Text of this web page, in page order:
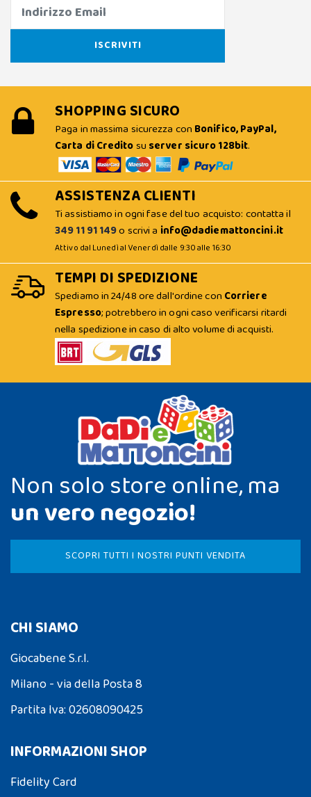
SHOPPING SICURO
Paga in massima sicurezza con Bonifico, PayPal,
Carta di Creditosu server sicuro 128bit.
ASSISTENZA CLIENTI
Ti assistiamo in ogni fase del tuo acquisto: contatta il
349 11 91 149o scrivi a info@dadiemattoncini.it
Attivo dal Lunedì al Venerdì dalle 9:30 alle 16:30
TEMPI DI SPEDIZIONE
Spediamo in 24/48 ore dall'ordine con Corriere
Espresso; potrebbero in ogni caso verificarsi ritardi
nella spedizione in caso di alto volume di acquisti.
Non solo store online, ma
un vero negozio!
SCOPRI TUTTI I NOSTRI PUNTI VENDITA
CHI SIAMO
Giocabene S.r.l.
Milano - via della Posta 8
Partita Iva: 02608090425
INFORMAZIONI SHOP
Fidelity Card